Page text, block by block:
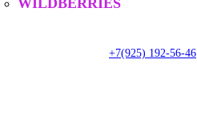
+7(925) 192-56-46
WILDBERRIES